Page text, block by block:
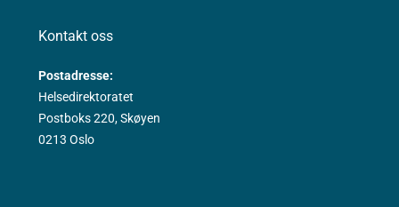
Kontakt oss
Postadresse:
Helsedirektoratet
Postboks 220, Skøyen
0213 Oslo